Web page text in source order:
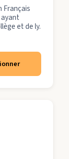
Français
et de ly.